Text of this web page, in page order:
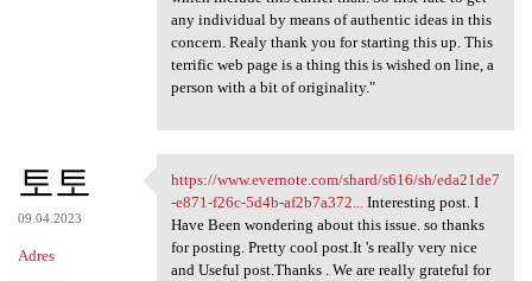
any individual by means of authentic ideas in this
concern. Realy thank you for starting this up. This
terrific web page is a thing this is wished on line, a
person with a bit of originality."
토토
09.04.2023
Adres
https://www.evernote.com
https://www.evernote.com/shard/s616/sh/eda21de7
-e871-f26c-5d4b-af2b7a372...Interesting post. I
Have Been wondering about this issue. so thanks
for posting. Pretty cool post.It 's really very nice
and Useful post.Thanks . We are really grateful for